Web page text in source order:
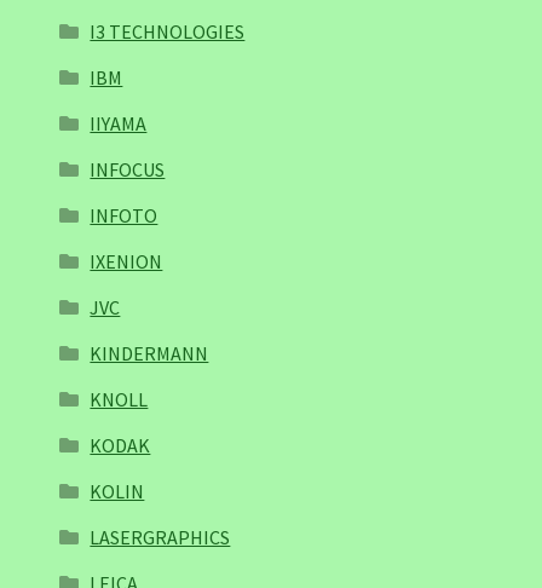
I3 TECHNOLOGIES
IBM
IIYAMA
INFOCUS
INFOTO
IXENION
JVC
KINDERMANN
KNOLL
KODAK
KOLIN
LASERGRAPHICS